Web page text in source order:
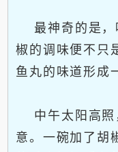
最神奇的是，
椒的调味便不只
鱼丸的味道形成
中午太阳高照
意。一碗加了胡